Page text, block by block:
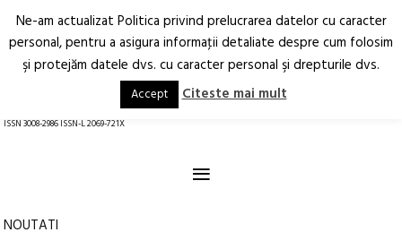
Arhitectură.
Oraș.
RO EN
ISSN 3008-2986 ISSN-L 2069-721X
≡
NOUTATI
Ne-am actualizat Politica privind prelucrarea datelor cu caracter
personal, pentru a asigura informaţii detaliate despre cum folosim
şi protejăm datele dvs. cu caracter personal şi drepturile dvs.
Accept Citeste mai mult